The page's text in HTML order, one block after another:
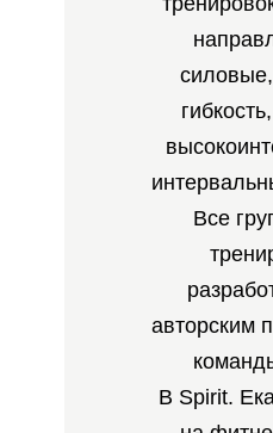
Все
авторским
В Spirit.